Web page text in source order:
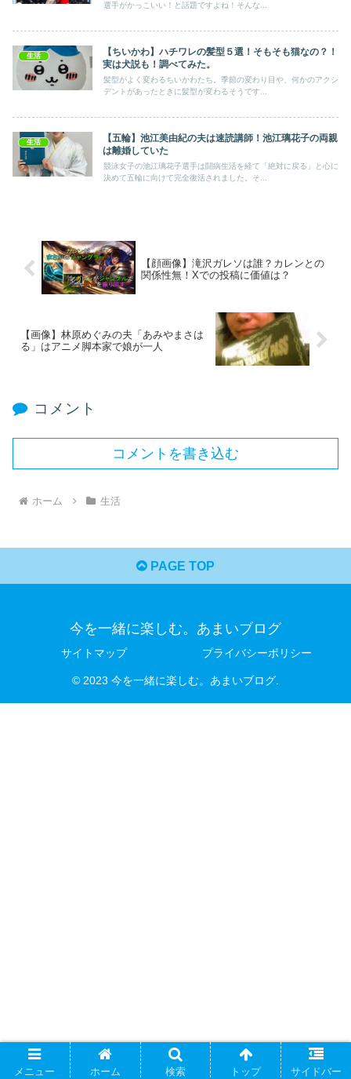
選手がかっこいい！と話題ですよね！そんな...
生活
【ちいかわ】ハチワレの髪型５選！そもそも猫なの？！
実は犬説も！調べてみた。
髪型がよく変わるちいかわたち。季節の変わり目や、何かのアクシ
デントがあったときに髪型が変わるそうです...
生活
【五輪】池江美由紀の夫は速読講師！池江璃花子の両親
は離婚していた
競泳⼥⼦の池江璃花⼦選手は闘病⽣活を経て「絶対に戻る」と⼼に
決めて五輪に向けて完全復活されました。そ...
【顔画像】滝沢ガレソは誰？カレンとの
関係性無！Xでの投稿に価値は？
【画像】林原めぐみの夫「あみやまさは
る」はアニメ脚本家で娘が一人
コメント
コメントを書き込む
ホーム 生活
PAGE TOP
今を一緒に楽しむ。あまいブログ
サイトマップ プライバシーポリシー
© 2023 今を一緒に楽しむ。あまいブログ.
メニュー ホーム 検索 トップ サイドバー